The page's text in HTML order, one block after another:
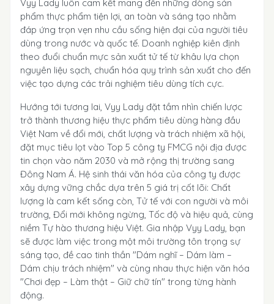
Vyy Lady luôn cam kết mang đến những dòng sản
phẩm thực phẩm tiện lợi, an toàn và sáng tạo nhằm
đáp ứng trọn vẹn nhu cầu sống hiện đại của người tiêu
dùng trong nước và quốc tế. Doanh nghiệp kiên định
theo đuổi chuẩn mực sản xuất tử tế từ khâu lựa chọn
nguyên liệu sạch, chuẩn hóa quy trình sản xuất cho đến
việc tạo dựng các trải nghiệm tiêu dùng tích cực.
Hướng tới tương lai, Vyy Lady đặt tầm nhìn chiến lược
trở thành thương hiệu thực phẩm tiêu dùng hàng đầu
Việt Nam về đổi mới, chất lượng và trách nhiệm xã hội,
đặt mục tiêu lọt vào Top 5 công ty FMCG nội địa được
tin chọn vào năm 2030 và mở rộng thị trường sang
Đông Nam Á. Hệ sinh thái văn hóa của công ty được
xây dựng vững chắc dựa trên 5 giá trị cốt lõi: Chất
lượng là cam kết sống còn, Tử tế với con người và môi
trường, Đổi mới không ngừng, Tốc độ và hiệu quả, cùng
niềm Tự hào thương hiệu Việt. Gia nhập Vyy Lady, bạn
sẽ được làm việc trong một môi trường tôn trọng sự
sáng tạo, đề cao tinh thần "Dám nghĩ – Dám làm –
Dám chịu trách nhiệm" và cùng nhau thực hiện văn hóa
"Chơi đẹp – Làm thật – Giữ chữ tín" trong từng hành
động.